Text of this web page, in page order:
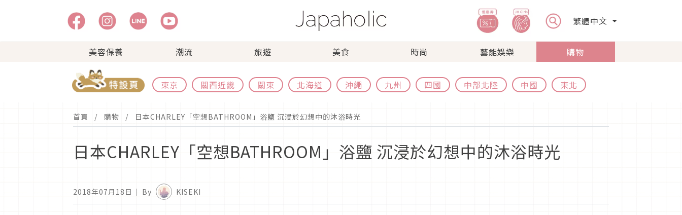
繁體中文
美容保養 潮流 旅遊 美食 時尚 藝能娛樂 購物
東京 關西近畿 關東 北海道 沖繩 九州 四國 中部北陸 中國 東北
首頁 購物 日本CHARLEY「空想BATHROOM」浴鹽 沉浸於幻想中的沐浴時光
日本CHARLEY「空想BATHROOM」浴鹽 沉浸於幻想中的沐浴時光
2018年07月18日 ｜ By KISEKI